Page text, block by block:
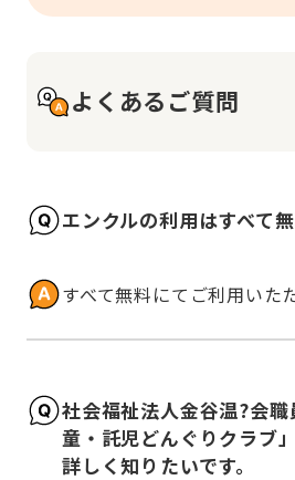
よくあるご質問
エンクルの利用はすべて
すべて無料にてご利用いた
社会福祉法人金谷温?会
童・託児どんぐりクラブ
詳しく知りたいです。